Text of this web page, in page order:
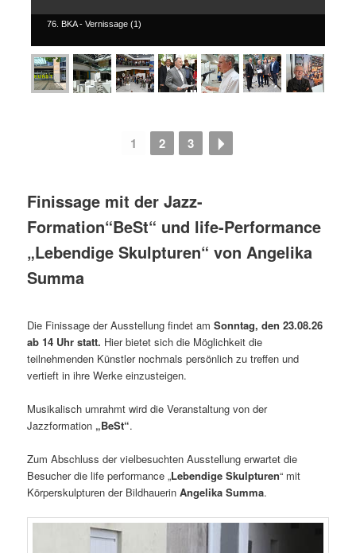
76. BKA - Vernissage (1)
1 2 3
Finissage mit der Jazz-
Formation“BeSt“ und life-Performance
„Lebendige Skulpturen“ von Angelika
Summa
Die Finissage der Ausstellung findet amSonntag, den 23.08.26
ab 14 Uhr statt. Hier bietet sich die Möglichkeit die
teilnehmenden Künstler nochmals persönlich zu treffen und
vertieft in ihre Werke einzusteigen.
Musikalisch umrahmt wird die Veranstaltung von der
Jazzformation „BeSt“.
Zum Abschluss der vielbesuchten Ausstellung erwartet die
Besucher die life performance „Lebendige Skulpturen“ mit
Körperskulpturen der BildhauerinAngelika Summa.